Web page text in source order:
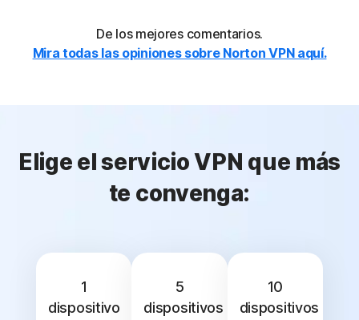
De los mejores comentarios.
Mira todas las opiniones sobre Norton VPN aquí.
Elige el servicio VPN que más
te convenga:
1
dispositivo
5
dispositivos
10
dispositivos